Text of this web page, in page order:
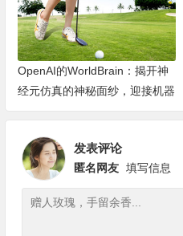
OpenAI的WorldBrain：揭开神
经元仿真的神秘面纱，迎接机器
深度思考的新纪元
发表评论
匿名网友 填写信息